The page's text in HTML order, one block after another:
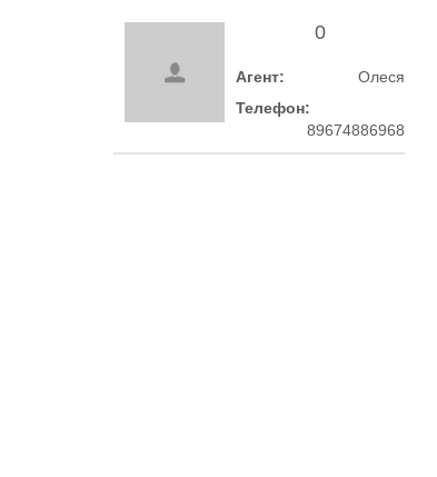
0
Агент:
Олеся
Телефон:
89674886968